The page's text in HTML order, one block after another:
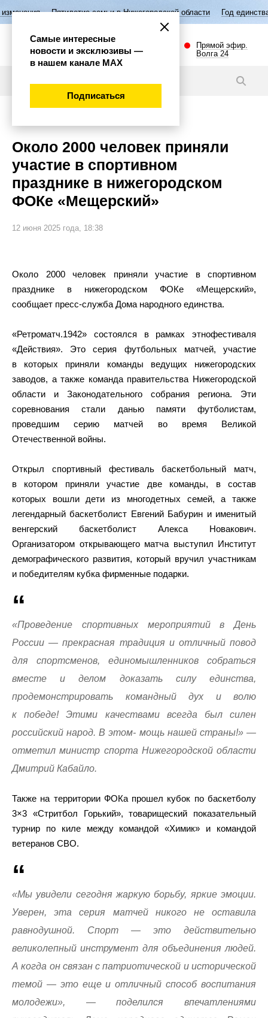
семьи в Нижегородской области Год единства народов
Прямой эфир.
Волга 24
Около 2000 человек приняли
участие в спортивном
празднике в нижегородском
ФОКе «Мещерский»
12 июня 2025 года, 18:38
Около 2000 человек приняли участие в спортивном
празднике в нижегородском ФОКе «Мещерский»,
сообщает пресс-служба Дома народного единства.
«Ретроматч.1942» состоялся в рамках этнофестиваля
«Действия». Это серия футбольных матчей, участие
в которых приняли команды ведущих нижегородских
заводов, а также команда правительства Нижегородской
области и Законодательного собрания региона. Эти
соревнования стали данью памяти футболистам,
проведшим серию матчей во время Великой
Отечественной войны.
Открыл спортивный фестиваль баскетбольный матч,
в котором приняли участие две команды, в состав
которых вошли дети из многодетных семей, а также
легендарный баскетболист Евгений Бабурин и именитый
венгерский баскетболист Алекса Новакович.
Организатором открывающего матча выступил Институт
демографического развития, который вручил участникам
и победителям кубка фирменные подарки.
«Проведение спортивных мероприятий в День
России — прекрасная традиция и отличный повод
для спортсменов, единомышленников собраться
вместе и делом доказать силу единства,
продемонстрировать командный дух и волю
к победе! Этими качествами всегда был силен
российский народ. В этом- мощь нашей страны!» —
отметил министр спорта Нижегородской области
Дмитрий Кабайло.
Также на территории ФОКа прошел кубок по баскетболу
3×3 «Стритбол Горький», товарищеский показательный
турнир по киле между командой «Химик» и командой
ветеранов СВО.
«Мы увидели сегодня жаркую борьбу, яркие эмоции.
Уверен, эта серия матчей никого не оставила
равнодушной. Спорт — это действительно
великолепный инструмент для объединения людей.
А когда он связан с патриотической и исторической
темой — это еще и отличный способ воспитания
молодежи», — поделился впечатлениями
Самые интересные
новости и эксклюзивы —
в нашем канале МАХ
Подписаться